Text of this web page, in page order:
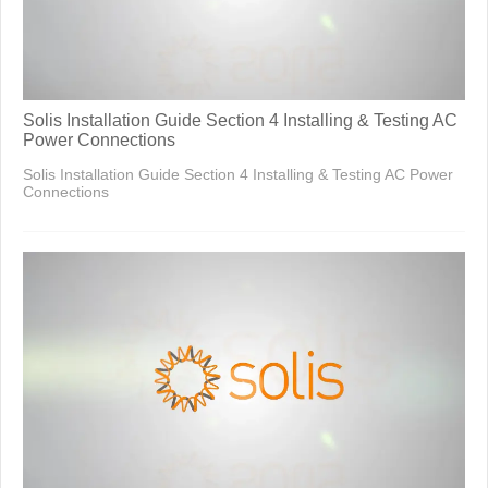
Solis Installation Guide Section 4 Installing & Testing AC
Power Connections
Solis Installation Guide Section 4 Installing & Testing AC Power
Connections